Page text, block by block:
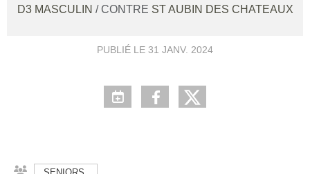
D3 MASCULIN / CONTRE ST AUBIN DES CHATEAUX
PUBLIÉ LE 31 JANV. 2024